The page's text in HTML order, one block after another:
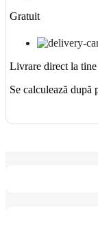
Gratuit
Livrare direct la tine
Se calculează după